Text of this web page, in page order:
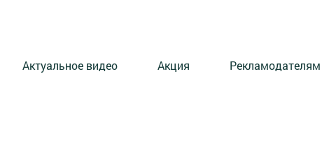
Актуальное видео Акция Рекламодателям